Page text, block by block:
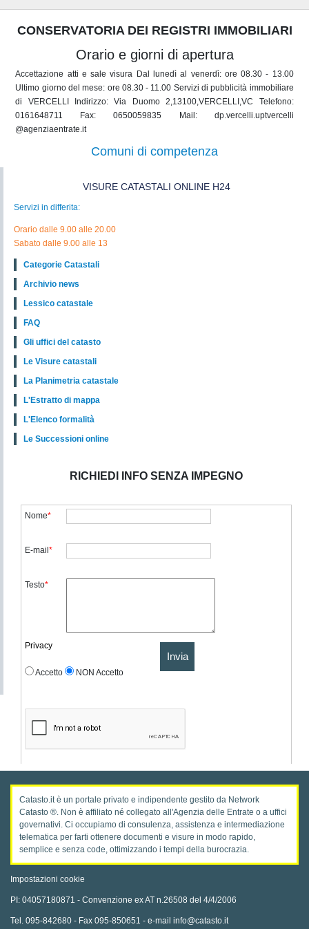
CONSERVATORIA DEI REGISTRI IMMOBILIARI
Orario e giorni di apertura
Accettazione atti e sale visura Dal lunedì al venerdì: ore 08.30 - 13.00
Ultimo giorno del mese: ore 08.30 - 11.00 Servizi di pubblicità immobiliare
di VERCELLI Indirizzo: Via Duomo 2,13100,VERCELLI,VC Telefono:
0161648711 Fax: 0650059835 Mail: dp.vercelli.uptvercelli
@agenziaentrate.it
Comuni di competenza
VISURE CATASTALI ONLINE H24
Servizi in differita:
Orario dalle 9.00 alle 20.00
Sabato dalle 9.00 alle 13
Categorie Catastali
Archivio news
Lessico catastale
FAQ
Gli uffici del catasto
Le Visure catastali
La Planimetria catastale
L'Estratto di mappa
L'Elenco formalità
Le Successioni online
RICHIEDI INFO SENZA IMPEGNO
Nome*
E-mail *
Testo*
Privacy
Accetto NON Accetto
Invia
Catasto.it è un portale privato e indipendente gestito da Network
Catasto ®. Non è affiliato né collegato all'Agenzia delle Entrate o a uffici
governativi. Ci occupiamo di consulenza, assistenza e intermediazione
telematica per farti ottenere documenti e visure in modo rapido,
semplice e senza code, ottimizzando i tempi della burocrazia.
Impostazioni cookie
PI: 04057180871 - Convenzione ex AT n.26508 del 4/4/2006
Tel. 095-842680 - Fax 095-850651 - e-mail info@catasto.it